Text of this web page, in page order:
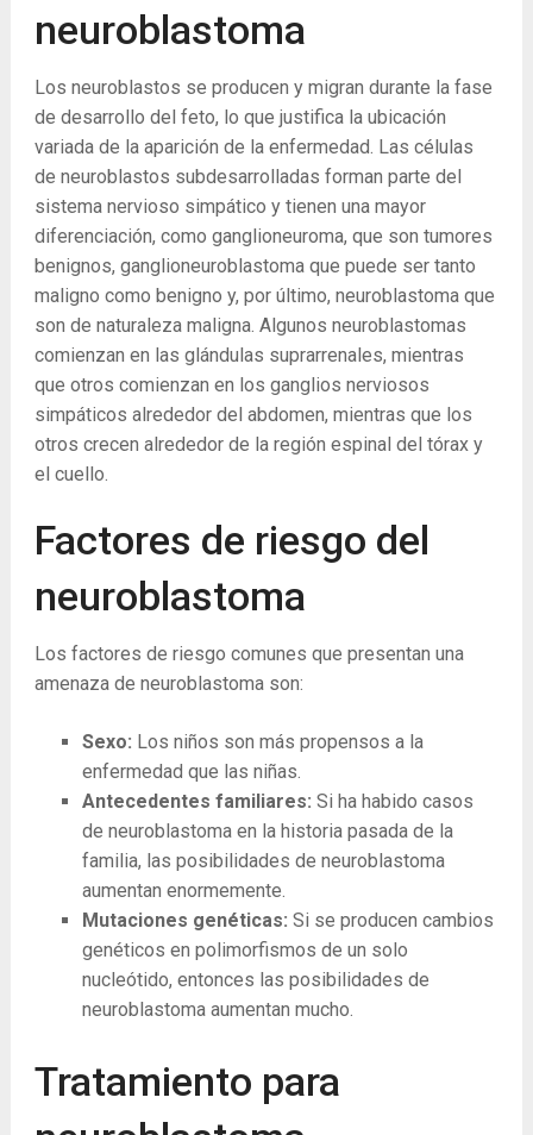
neuroblastoma
Los neuroblastos se producen y migran durante la fase
de desarrollo del feto, lo que justifica la ubicación
variada de la aparición de la enfermedad. Las células
de neuroblastos subdesarrolladas forman parte del
sistema nervioso simpático y tienen una mayor
diferenciación, como ganglioneuroma, que son tumores
benignos, ganglioneuroblastoma que puede ser tanto
maligno como benigno y, por último, neuroblastoma que
son de naturaleza maligna. Algunos neuroblastomas
comienzan en las glándulas suprarrenales, mientras
que otros comienzan en los ganglios nerviosos
simpáticos alrededor del abdomen, mientras que los
otros crecen alrededor de la región espinal del tórax y
el cuello.
Factores de riesgo del
neuroblastoma
Los factores de riesgo comunes que presentan una
amenaza de neuroblastoma son:
Sexo: Los niños son más propensos a la
enfermedad que las niñas.
Antecedentes familiares: Si ha habido casos
de neuroblastoma en la historia pasada de la
familia, las posibilidades de neuroblastoma
aumentan enormemente.
Mutaciones genéticas: Si se producen cambios
genéticos en polimorfismos de un solo
nucleótido, entonces las posibilidades de
neuroblastoma aumentan mucho.
Tratamiento para